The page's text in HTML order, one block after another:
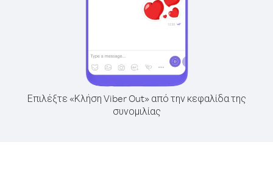
Επιλέξτε «Κλήση Viber Out» από την κεφαλίδα της
συνομιλίας